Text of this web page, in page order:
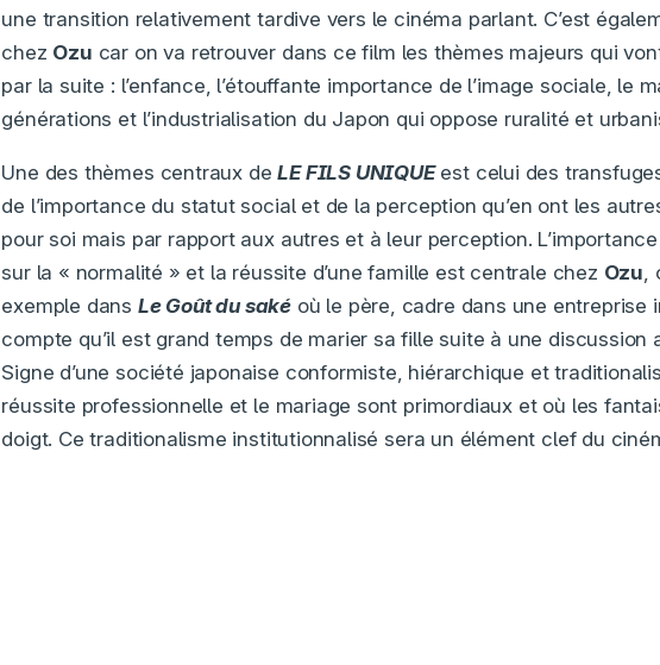
une transition relativement tardive vers le cinéma parlant. C’est
chez Ozu car on va retrouver dans ce film les thèmes majeurs qui
par la suite : l’enfance, l’étouffante importance de l’image sociale, le
générations et l’industrialisation du Japon qui oppose ruralité et
Une des thèmes centraux deLE FILS UNIQUEest celui des
de l’importance du statut social et de la perception qu’en ont les
pour soi mais par rapport aux autres et à leur perception.
sur la « normalité » et la réussite d’une famille est centrale chez Ozu,
exemple dans Le Goût du saké où le père, cadre dans une entreprise
compte qu’il est grand temps de marier sa fille suite à une discussion
Signe d’une société japonaise conformiste, hiérarchique et
réussite professionnelle et le mariage sont primordiaux et où les
doigt. Ce traditionalisme institutionnalisé sera un élément clef du